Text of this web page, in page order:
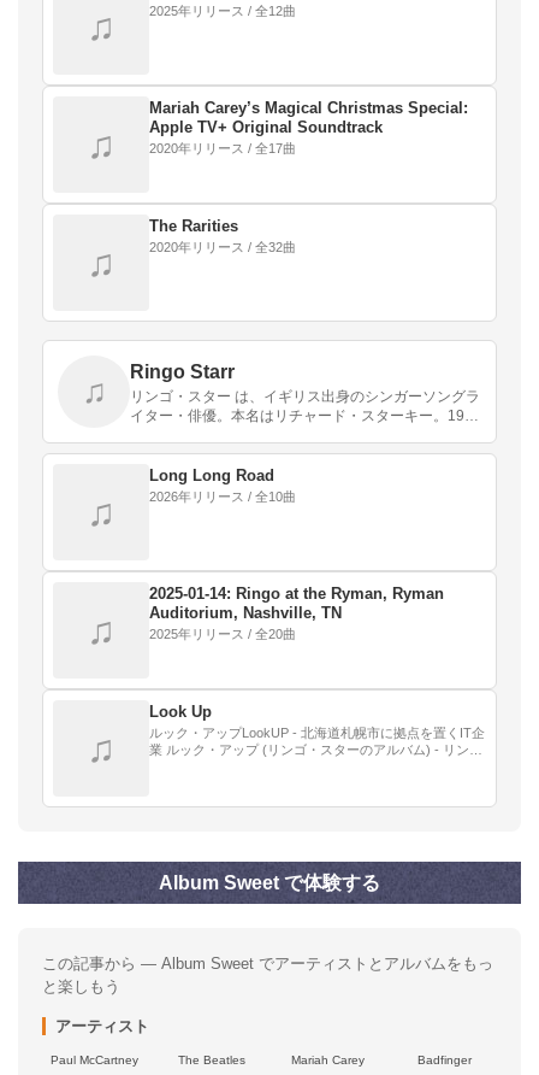
♫ 2025年リリース / 全12曲
♫
Mariah Carey’s Magical Christmas Special:
Apple TV+ Original Soundtrack
2020年リリース / 全17曲
♫
The Rarities
2020年リリース / 全32曲
♫
Ringo Starr
リンゴ・スター は、イギリス出身のシンガーソングラ
イター・俳優。本名はリチャード・スターキー。1960
にドラムを担当し、ジョン・レノン、ポール・マッカ
ー…
♫
Long Long Road
2026年リリース / 全10曲
♫
2025-01-14: Ringo at the Ryman, Ryman
Auditorium, Nashville, TN
2025年リリース / 全20曲
♫
Look Up
ルック・アップLookUP - 北海道札幌市に拠点を置くIT企
業 ルック・アップ (リンゴ・スターのアルバム) - リン
Album Sweet で体験する
この記事から — Album Sweet でアーティストとアルバムをもっ
と楽しもう
アーティスト
Paul McCartney The Beatles Mariah Carey Badfinger